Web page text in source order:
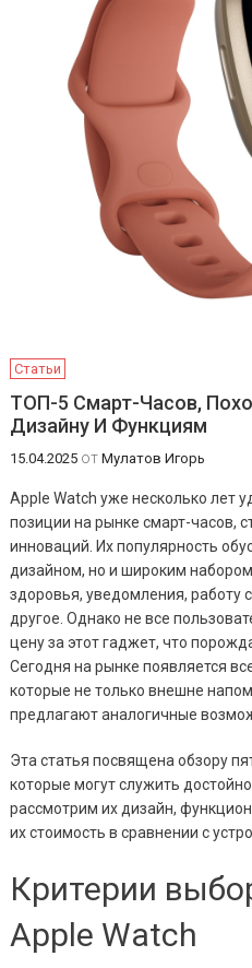
Статьи
ТОП-5 Смарт-Часов,
Дизайну И Функциям
15.04.2025от Мулатов Игорь
Apple Watch уже несколько лет
позиции на рынке смарт-часов,
инноваций. Их популярность
дизайном, но и широким
здоровья, уведомления, работу
другое. Однако не все
цену за этот гаджет, что
Сегодня на рынке появляется
которые не только внешне
предлагают аналогичные
Эта статья посвящена обзору
которые могут служить
рассмотрим их дизайн,
их стоимость в сравнении с
Критерии
Apple Watch